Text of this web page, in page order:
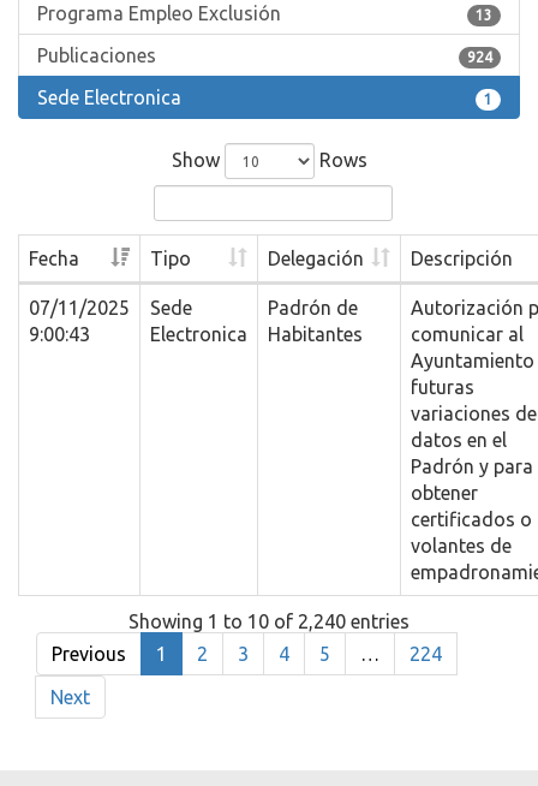
13
Programa Empleo Exclusión
924
Publicaciones
1
Sede Electronica
Show Rows
Fecha Tipo Delegación Descripción
07/11/2025
9:00:43
Sede
Electronica
Padrón de
Habitantes
Autorización
comunicar al
Ayuntamiento
futuras
variaciones de
datos en el
Padrón y para
obtener
certificados o
volantes de
Showing 1 to 10 of 2,240 entries
Previous
1 2 3 4 5 …
224
Next